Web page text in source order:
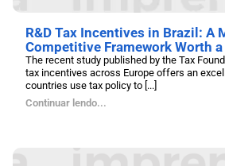
R&D Tax Incentives in Brazil: A
Competitive Framework Worth
The recent study published by the Tax
tax incentives across Europe offers an
countries use tax policy to [...]
Continuar lendo...